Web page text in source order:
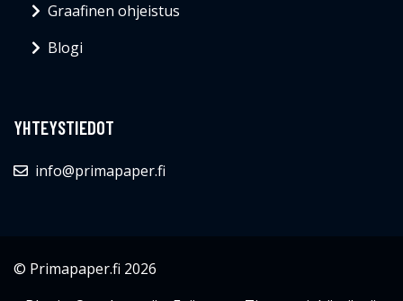
Graafinen ohjeistus
Blogi
YHTEYSTIEDOT
info@primapaper.fi
© Primapaper.fi 2026